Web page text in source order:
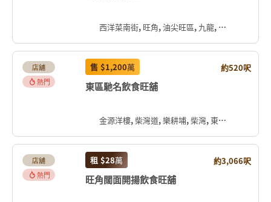
西洋菜南街, 旺角, 油尖旺區, 九龍, 香港, 中国
店舖
熱門
售 $1,200萬 約520呎
東區馳名飲食旺舖
金源洋樓, 柴灣道, 樂耕埔, 柴灣, 東區, 香港島, 香港, 中国
店舖
熱門
租 $28萬 約3,066呎
旺角闊面開揚飲食旺舖